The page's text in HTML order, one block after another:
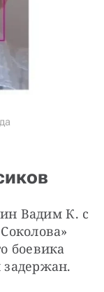
Вадим К. с
боевика